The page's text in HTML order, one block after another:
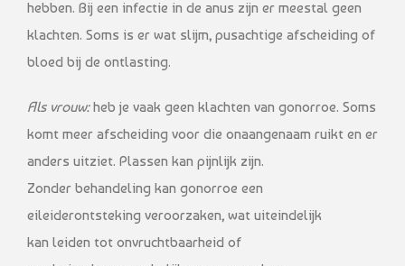
hebben. Bij een infectie in de anus zijn er meestal geen
klachten. Soms is er wat slijm, pusachtige afscheiding of
bloed bij de ontlasting.
Als vrouw:heb je vaak geen klachten van gonorroe. Soms
komt meer afscheiding voor die onaangenaam ruikt en er
anders uitziet. Plassen kan pijnlijk zijn.
Zonder behandeling kan gonorroe een
eileiderontsteking veroorzaken, wat uiteindelijk
kan leiden tot onvruchtbaarheid of